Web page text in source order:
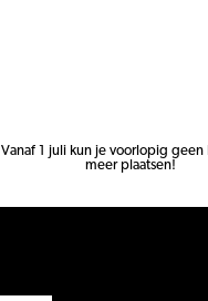
Vanaf 1 juli kun je voorlopig
meer plaatsen!